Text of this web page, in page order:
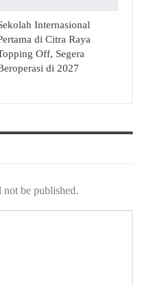
Internasional
di Citra Raya
Off, Segera
di 2027
be published.